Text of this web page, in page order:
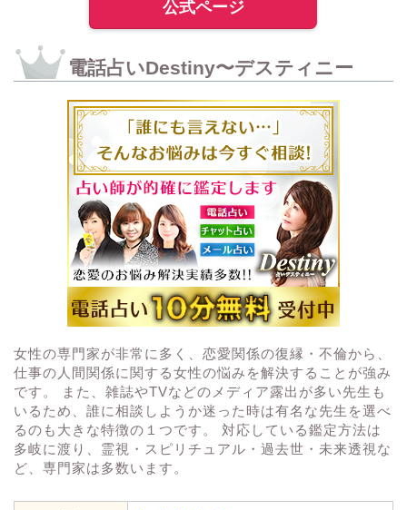
公式ページ
電話占いDestiny〜デスティニー
女性の専門家が非常に多く、恋愛関係の復縁・不倫から、
仕事の人間関係に関する女性の悩みを解決することが強み
です。 また、雑誌やTVなどのメディア露出が多い先生も
いるため、誰に相談しようか迷った時は有名な先生を選べ
るのも大きな特徴の１つです。 対応している鑑定方法は
多岐に渡り、霊視・スピリチュアル・過去世・未来透視な
ど、専門家は多数います。